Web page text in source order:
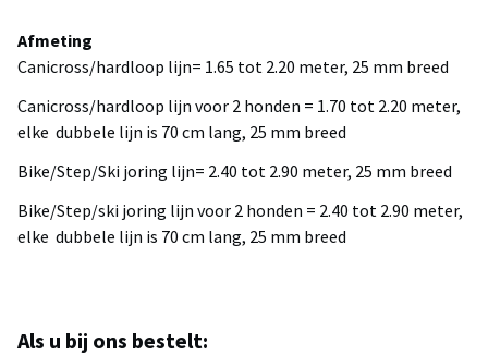
Afmeting
Canicross/hardloop lijn= 1.65 tot 2.20 meter, 25 mm breed
Canicross/hardloop lijn voor 2 honden = 1.70 tot 2.20 meter,
elke dubbele lijn is 70 cm lang, 25 mm breed
Bike/Step/Ski joring lijn= 2.40 tot 2.90 meter, 25 mm breed
Bike/Step/ski joring lijn voor 2 honden = 2.40 tot 2.90 meter,
elke dubbele lijn is 70 cm lang, 25 mm breed
Als u bij ons bestelt: